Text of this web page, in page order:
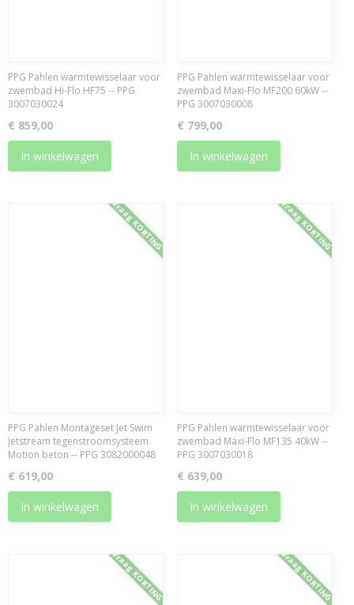
PPG Pahlen warmtewisselaar voor
zwembad Hi-Flo HF75 -- PPG
3007030024
€ 859,00
In winkelwagen
PPG Pahlen warmtewisselaar voor
zwembad Maxi-Flo MF200 60kW --
PPG 3007030008
€ 799,00
In winkelwagen
Vraag KORTING
PPG Pahlen Montageset Jet Swim
Jetstream tegenstroomsysteem
Motion beton -- PPG 3082000048
€ 619,00
In winkelwagen
Vraag KORTING
PPG Pahlen warmtewisselaar voor
zwembad Maxi-Flo MF135 40kW --
PPG 3007030018
€ 639,00
In winkelwagen
Vraag KORTING Vraag KORTING